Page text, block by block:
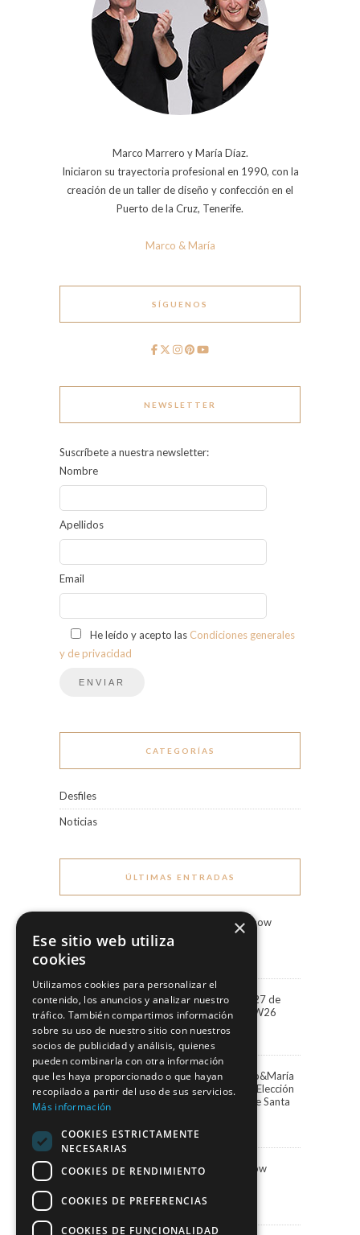
Marco Marrero y María Díaz.
Iniciaron su trayectoria profesional en 1990, con la
creación de un taller de diseño y confección en el
Puerto de la Cruz, Tenerife.
Marco & María
SÍGUENOS
NEWSLETTER
Suscríbete a nuestra newsletter:
Nombre
Apellidos
Email
He leído y acepto las Condiciones generales
y de privacidad
CATEGORÍAS
Desfiles
Noticias
ÚLTIMAS ENTRADAS
Marco & María Fashion Show
“Miradas”
“Miradas” la colección 2027 de
Marco&María llega a BBFW26
24 abril, 2026
Paula Vázquez elige Marco&María
para presentar la Gala de Elección
de la Reina del Carnaval de Santa
13 febrero, 2026
Marco&María Fashion Show
5 febrero, 2026
×
Ese sitio web utiliza
cookies
Utilizamos cookies para personalizar el
contenido, los anuncios y analizar nuestro
tráfico. También compartimos información
sobre su uso de nuestro sitio con nuestros
socios de publicidad y análisis, quienes
pueden combinarla con otra información
que les haya proporcionado o que hayan
recopilado a partir del uso de sus servicios.
Más información
COOKIES ESTRICTAMENTE
NECESARIAS
COOKIES DE RENDIMIENTO
COOKIES DE PREFERENCIAS
COOKIES DE FUNCIONALIDAD